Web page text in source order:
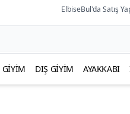
ElbiseBul'da Satış
GIYIM DIŞ GIYIM AYAKKABI